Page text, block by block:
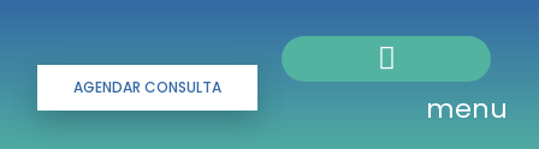
AGENDAR CONSULTA
menu